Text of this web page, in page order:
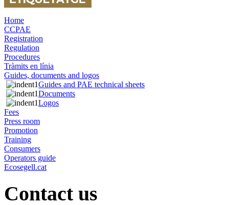
Home
CCPAE
Registration
Regulation
Procedures
Tràmits en línia
Guides, documents and logos
Guides and PAE technical sheets
Documents
Logos
Fees
Press room
Promotion
Training
Consumers
Operators guide
Ecosegell.cat
Contact us